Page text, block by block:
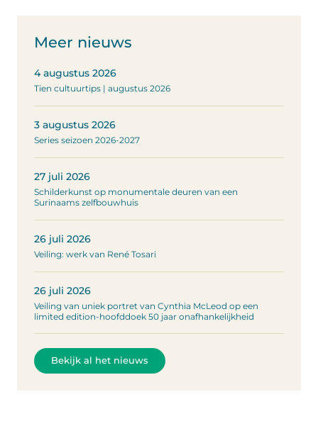
Meer nieuws
4 augustus 2026
Tien cultuurtips | augustus 2026
3 augustus 2026
Series seizoen 2026-2027
27 juli 2026
Schilderkunst op monumentale deuren van een
Surinaams zelfbouwhuis
26 juli 2026
Veiling: werk van René Tosari
26 juli 2026
Veiling van uniek portret van Cynthia McLeod op een
limited edition-hoofddoek 50 jaar onafhankelijkheid
Bekijk al het nieuws